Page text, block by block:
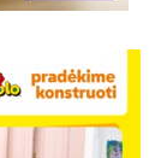
vis naujus
LEGO
tiek tėvelius,
tai dažnai tampa